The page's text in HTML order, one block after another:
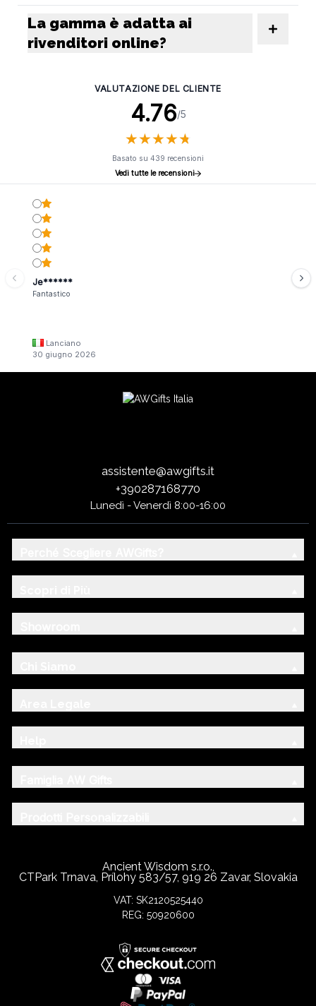
La gamma è adatta ai
rivenditori online?
VALUTAZIONE DEL CLIENTE
4.76/5
★★★★★
★★★★★
Basato su 439 recensioni
Vedi tutte le recensioni
Je******
Fantastico
Lanciano
30 giugno 2026
assistente@awgifts.it
+390287168770
Lunedì - Venerdì 8:00-16:00
Ancient Wisdom s.r.o.,
CTPark Trnava, Prílohy 583/57, 919 26 Zavar, Slovakia
VAT: SK2120525440
REG: 50920600